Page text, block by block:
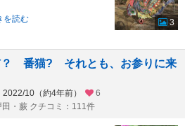
を読む
3
？ 番猫? それとも、お参りに来
10（約4年前）
6
田・蕨 クチコミ：111件